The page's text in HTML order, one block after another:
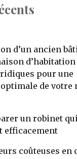
d’un ancien
d’habitation
pour une
de votre
un robinet
efficacement
coûteuses en